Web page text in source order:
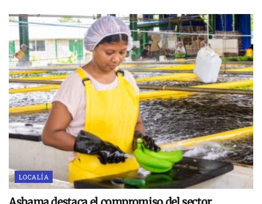
LOCALÍA